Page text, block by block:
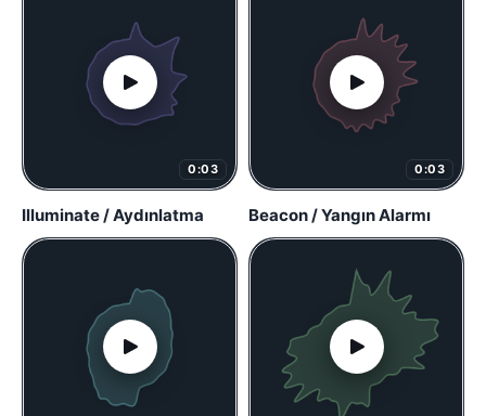
0:03
Illuminate / Aydınlatma
0:03
Beacon / Yangın Alarmı